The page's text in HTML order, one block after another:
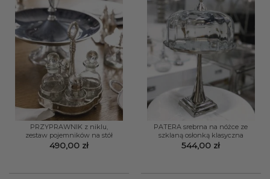
PRZYPRAWNIK z niklu,
zestaw pojemników na stół
490,00 zł
PATERA srebrna na nóżce ze
szklaną osłonką klasyczna
544,00 zł